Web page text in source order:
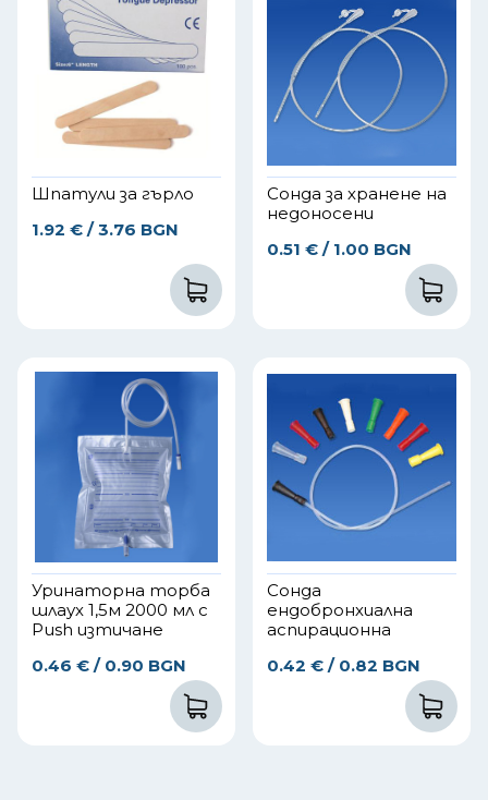
Шпатули за гърло
1.92 € / 3.76 BGN
Сонда за хранене на
недоносени
0.51 € / 1.00 BGN
Уринаторна торба
шлаух 1,5м 2000 мл с
Push изтичане
0.46 € / 0.90 BGN
Сонда
ендобронхиална
аспирационна
0.42 € / 0.82 BGN